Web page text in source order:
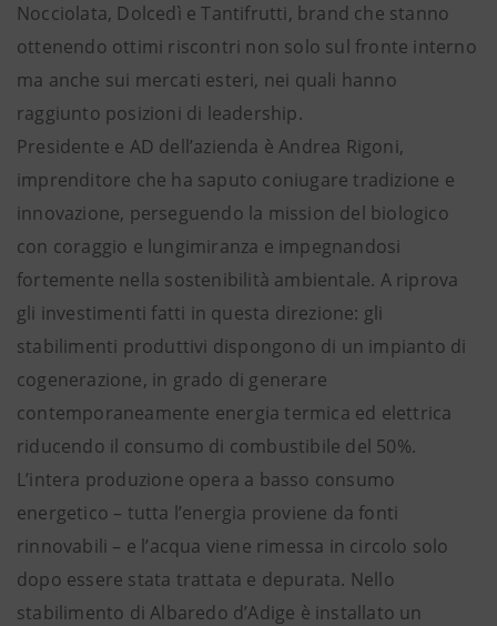
Nocciolata, Dolcedì e Tantifrutti, brand che stanno
ottenendo ottimi riscontri non solo sul fronte interno
ma anche sui mercati esteri, nei quali hanno
raggiunto posizioni di leadership.
Presidente e AD dell’azienda è Andrea Rigoni,
imprenditore che ha saputo coniugare tradizione e
innovazione, perseguendo la mission del biologico
con coraggio e lungimiranza e impegnandosi
fortemente nella sostenibilità ambientale. A riprova
gli investimenti fatti in questa direzione: gli
stabilimenti produttivi dispongono di un impianto di
cogenerazione, in grado di generare
contemporaneamente energia termica ed elettrica
riducendo il consumo di combustibile del 50%.
L’intera produzione opera a basso consumo
energetico – tutta l’energia proviene da fonti
rinnovabili – e l’acqua viene rimessa in circolo solo
dopo essere stata trattata e depurata. Nello
stabilimento di Albaredo d’Adige è installato un